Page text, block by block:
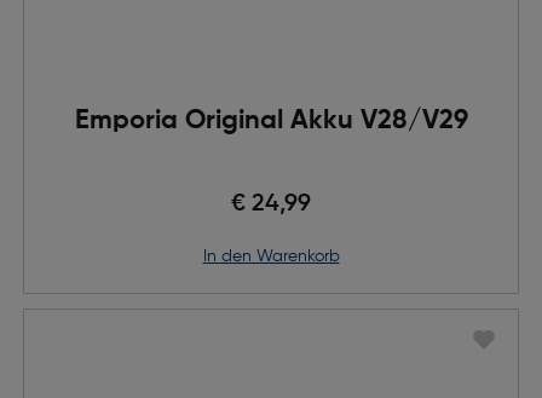
Emporia Original Akku V28/V29
€ 24,99
in den Warenkorb